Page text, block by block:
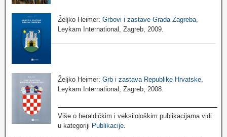
Željko Heimer: Grbovi i zastave Grada Zagreba
Leykam International, Zagreb, 2009.
Željko Heimer:Grb i zastava Republike Hrvatske
Leykam International, Zagreb, 2008.
Više o heraldičkim i veksilološkim publikacijama vidi
u kategoriji Publikacije.